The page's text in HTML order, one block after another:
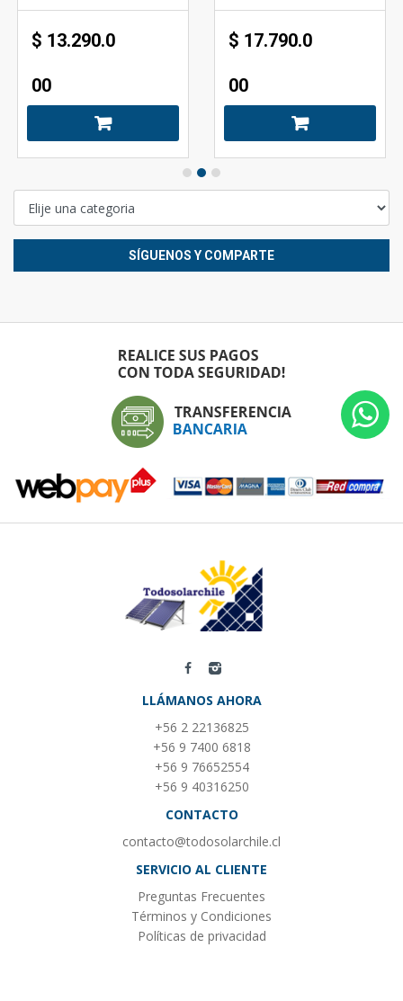
$ 17.790.0
00
$ 13.290.0
00
SÍGUENOS Y COMPARTE
LLÁMANOS AHORA
+56 2 22136825
+56 9 7400 6818
+56 9 76652554
+56 9 40316250
CONTACTO
contacto@todosolarchile.cl
SERVICIO AL CLIENTE
Preguntas Frecuentes
Términos y Condiciones
Políticas de privacidad